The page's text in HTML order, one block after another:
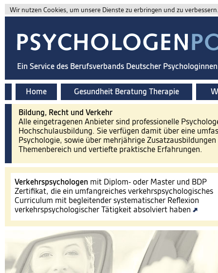
Wir nutzen Cookies, um unsere Dienste zu erbringen und zu
Ein Service des Berufsverbands Deutscher
Home Gesundheit Beratung Therapie
Bildung, Recht und Verkehr
Alle eingetragenen Anbieter sind professionelle
Hochschulausbildung. Sie verfügen damit über eine
Psychologie, sowie über mehrjährige
Themenbereich und vertiefte praktische Erfahrungen.
Verkehrspsychologen mit Diplom- oder Master und BDP
Zertifikat, die ein umfangreiches verkehrspsychologisches
Curriculum mit begleitender systematischer Reflexion
verkehrspsychologischer Tätigkeit absolviert haben